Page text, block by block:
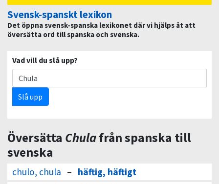
Svensk-spanskt lexikon
Det öppna svensk-spanska lexikonet där vi hjälps åt att
översätta ord till spanska och svenska.
Vad vill du slå upp?
Slå upp
Översätta Chulafrån spanska till
svenska
chulo, chula – häftig, häftigt